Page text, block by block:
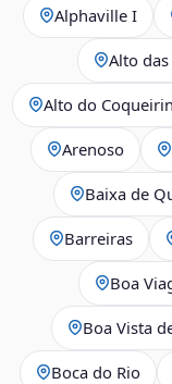
Alphaville I
Alto
Alto do
Arenoso
Baixa de
Barreiras
Boa
Boa Vista
Boca do Rio